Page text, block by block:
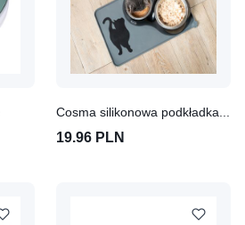
19.96 PLN